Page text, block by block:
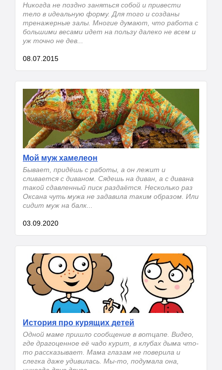
Никогда не поздно заняться собой и привести
тело в идеальную форму. Для того и созданы
тренажерные залы. Многие думают, что работа с
большими весами идет на пользу далеко не всем и
уж точно не дев...
08.07.2015
Мой муж хамелеон
Бывает, придёшь с работы, а он лежит и
сливается с диваном. Сядешь на диван, а с дивана
такой сдавленный писк раздаётся. Несколько раз
Оксана чуть мужа не задавила таким образом. Или
сидит муж на балк...
03.09.2020
История про курящих детей
Одной маме пришло сообщение в вотцапе. Видео,
где драгоценное её чадо курит, в клубах дыма что-
то рассказывает. Мама глазам не поверила и
слегка даже удивилась. Мы-то, подумала она,